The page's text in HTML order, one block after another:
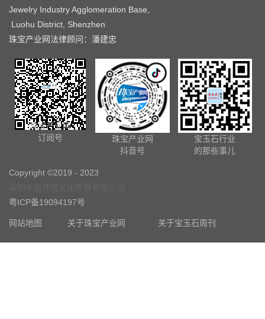
Jewelry Industry Agglomeration Base,
Luohu District, Shenzhen
珠宝产业网法律顾问：潘建忠
珠宝产业网
订阅号
珠宝产业网
抖音号
宝玉石行业
的那些事儿
Copyright ©2019 - 2023
粤ICP备19094197号
网站地图 关于珠宝产业网 关于宝玉石周刊